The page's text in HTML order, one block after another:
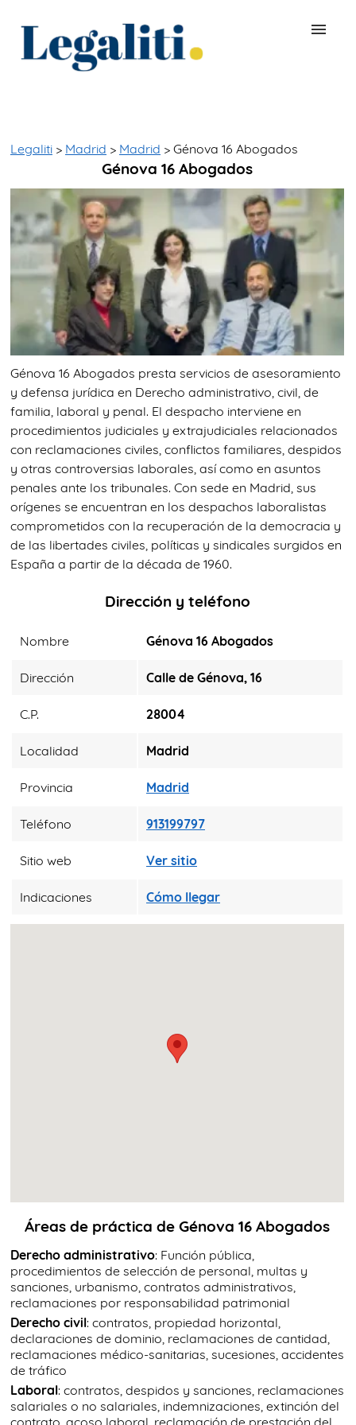
Legaliti > Madrid > Madrid > Génova 16 Abogados
Génova 16 Abogados
Génova 16 Abogados presta servicios de asesoramiento
y defensa jurídica en Derecho administrativo, civil, de
familia, laboral y penal. El despacho interviene en
procedimientos judiciales y extrajudiciales relacionados
con reclamaciones civiles, conflictos familiares, despidos
y otras controversias laborales, así como en asuntos
penales ante los tribunales. Con sede en Madrid, sus
orígenes se encuentran en los despachos laboralistas
comprometidos con la recuperación de la democracia y
de las libertades civiles, políticas y sindicales surgidos en
España a partir de la década de 1960.
Dirección y teléfono
Nombre Génova 16 Abogados
Dirección Calle de Génova, 16
C.P. 28004
Localidad Madrid
Provincia Madrid
Teléfono 913199797
Sitio web Ver sitio
Indicaciones Cómo llegar
Áreas de práctica de Génova 16 Abogados
Derecho administrativo: Función pública,
procedimientos de selección de personal, multas y
sanciones, urbanismo, contratos administrativos,
reclamaciones por responsabilidad patrimonial
Derecho civil: contratos, propiedad horizontal,
declaraciones de dominio, reclamaciones de cantidad,
reclamaciones médico-sanitarias, sucesiones, accidentes
de tráfico
Laboral: contratos, despidos y sanciones, reclamaciones
salariales o no salariales, indemnizaciones, extinción del